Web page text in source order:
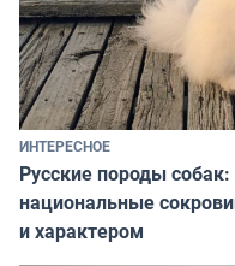
ИНТЕРЕСНОЕ
Русские породы
национальные
и характером